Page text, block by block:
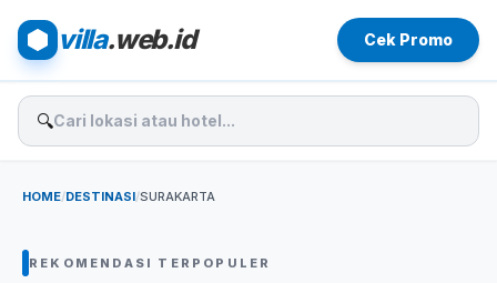
villa.web.id Cek Promo
🔍
HOME/DESTINASI/SURAKARTA
REKOMENDASI TERPOPULER